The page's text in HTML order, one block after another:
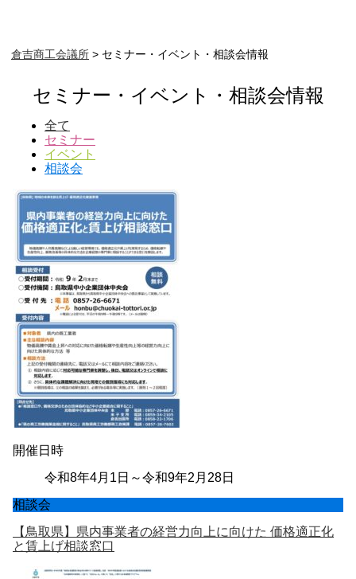
倉吉商工会議所 > セミナー・イベント・相談会情報
セミナー・イベント・相談会情報
全て
セミナー
イベント
相談会
開催日時
令和8年4月1日～令和9年2月28日
相談会
【鳥取県】県内事業者の経営⼒向上に向けた 価格適正化
と賃上げ相談窓口